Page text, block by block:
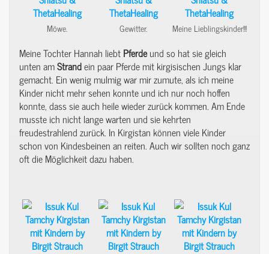
Möwe. Gewitter. Meine Lieblingskinder!!!
Meine Tochter Hannah liebtPferdeund so hat sie gleich
unten amStrandein paar Pferde mit kirgisischen Jungs klar
gemacht. Ein wenig mulmig war mir zumute, als ich meine
Kinder nicht mehr sehen konnte und ich nur noch hoffen
konnte, dass sie auch heile wieder zurück kommen. Am Ende
musste ich nicht lange warten und sie kehrten
freudestrahlend zurück. In Kirgistan können viele Kinder
schon von Kindesbeinen an reiten. Auch wir sollten noch ganz
oft die Möglichkeit dazu haben.